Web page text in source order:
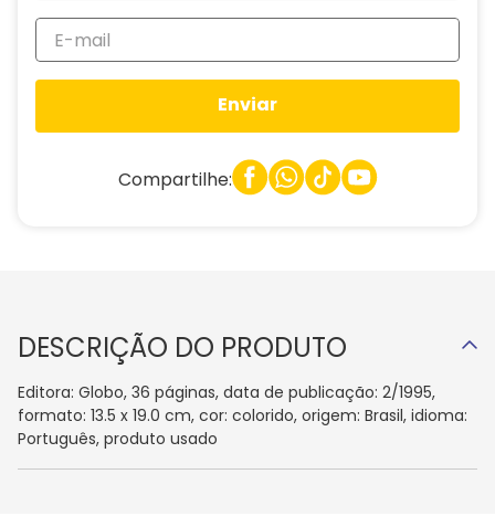
Enviar
Compartilhe:
DESCRIÇÃO DO PRODUTO
Editora: Globo, 36 páginas, data de publicação: 2/1995,
formato: 13.5 x 19.0 cm, cor: colorido, origem: Brasil, idioma:
Português, produto usado